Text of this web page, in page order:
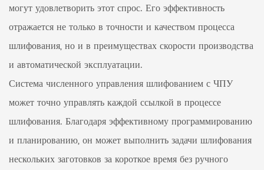
могут удовлетворить этот спрос. Его эффективность
отражается не только в точности и качеством процесса
шлифования, но и в преимуществах скорости производства
и автоматической эксплуатации.
Система численного управления шлифованием с ЧПУ
может точно управлять каждой ссылкой в ​​процессе
шлифования. Благодаря эффективному программированию
и планированию, он может выполнить задачи шлифования
нескольких заготовков за короткое время без ручного